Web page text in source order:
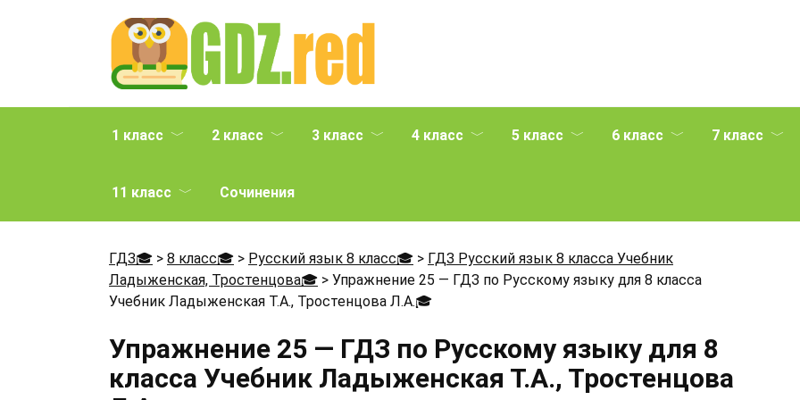
1 класс 2 класс 3 класс 4 класс 5 класс 6 класс 7 класс
11 класс Сочинения
ГДЗ🎓 > 8 класс🎓 > Русский язык 8 класс🎓 > ГДЗ Русский язык 8 класса Учебник
Ладыженская, Тростенцова🎓 > Упражнение 25 — ГДЗ по Русскому языку для 8 класса
Учебник Ладыженская Т.А., Тростенцова Л.А.🎓
Упражнение 25 — ГДЗ по Русскому языку для 8
класса Учебник Ладыженская Т.А., Тростенцова